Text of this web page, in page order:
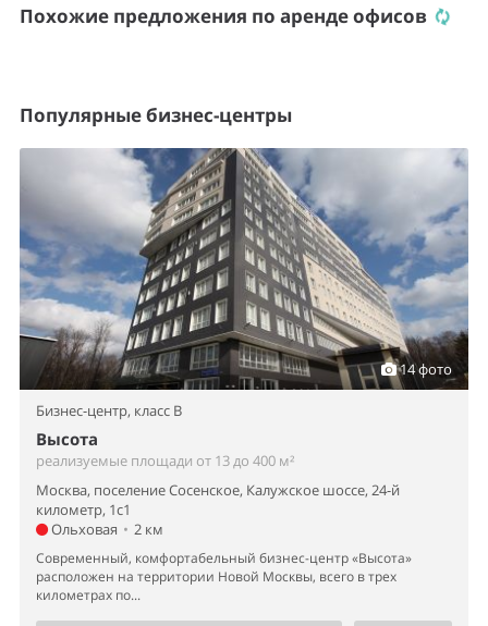
Похожие предложения по аренде офисов
Популярные бизнес-центры
14 фото
Бизнес-центр, класс B
Высота
реализуемые площади от 13 до 400 м²
Москва, поселение Сосенское, Калужское шоссе, 24-й
километр, 1с1
Ольховая • 2 км
Современный, комфортабельный бизнес-центр «Высота»
расположен на территории Новой Москвы, всего в трех
километрах по...